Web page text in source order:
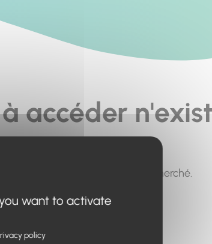
accéder
pour trouver le contenu recherché.
want to activate
policy